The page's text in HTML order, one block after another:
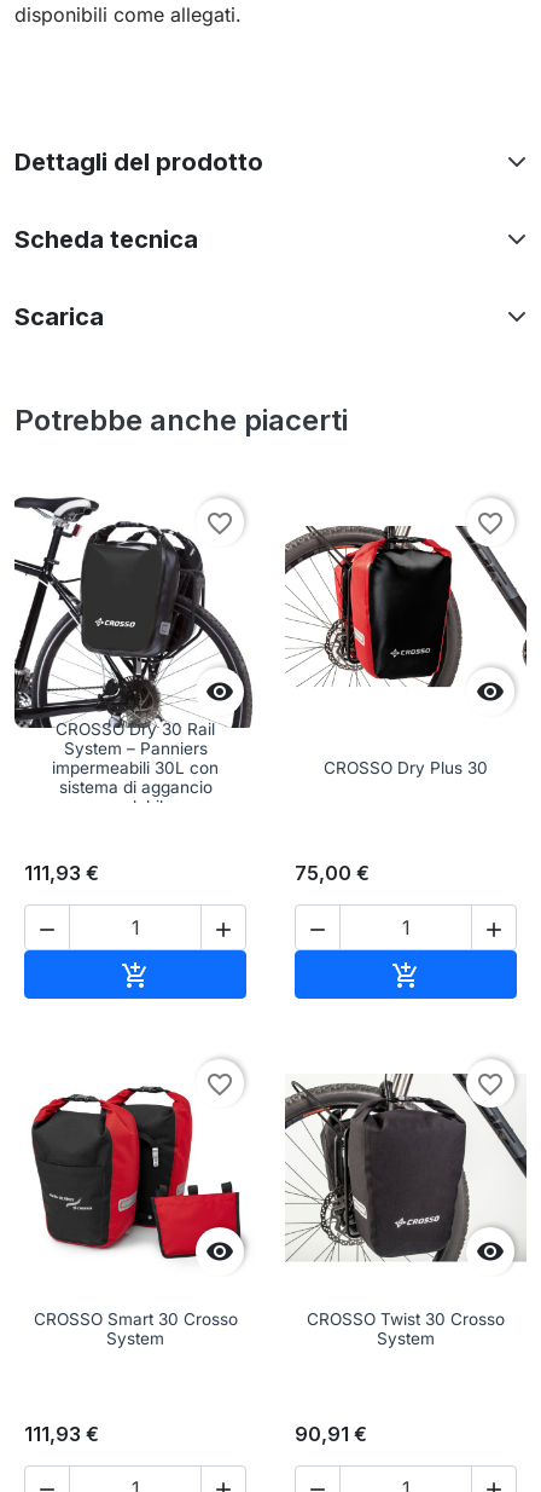
disponibili come allegati.
Dettagli del prodotto
Scheda tecnica
Scarica
Potrebbe anche piacerti

favorite_border
CROSSO Dry 30 Rail
System – Panniers
impermeabili 30L con
sistema di aggancio
regolabile
111,93 €
 


favorite_border
CROSSO Dry Plus 30
75,00 €
 


favorite_border
CROSSO Smart 30 Crosso
System
111,93 €

favorite_border
CROSSO Twist 30 Crosso
System
90,91 €